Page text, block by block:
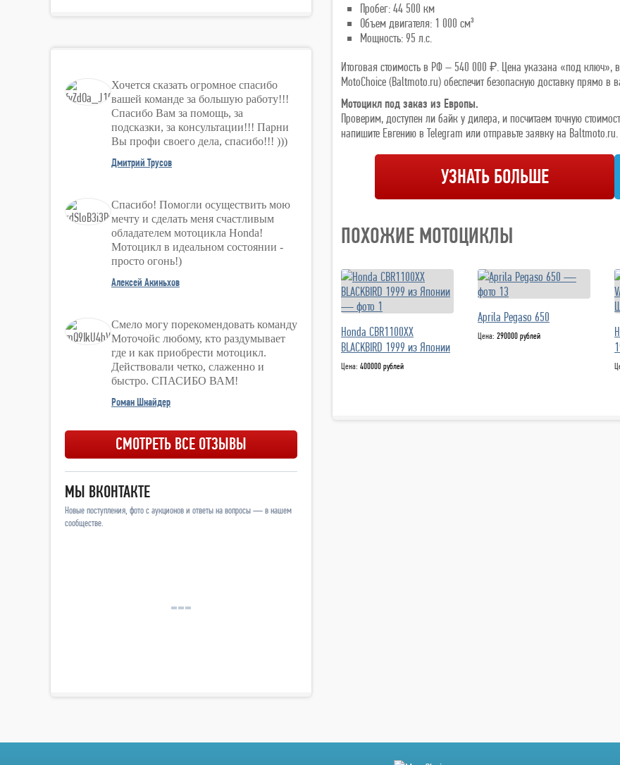
Пробег: 44 500 км
Объем двигателя: 1 000 см³
Мощность: 95 л.с.
Итоговая стоимость в РФ – 540 000 ₽. Цена указана «под
MotoChoice (Baltmoto.ru) обеспечит безопасную доставку прямо в
Мотоцикл под заказ из Европы.
Проверим, доступен ли байк у дилера, и посчитаем точную
напишите Евгению в Telegram или отправьте заявку на Baltmoto.ru.
УЗНАТЬ БОЛЬШЕ
ПОХОЖИЕ МОТОЦИКЛЫ
Honda CBR1100XX
BLACKBIRD 1999 из Японии
Цена: 400000 рублей
Aprila Pegaso 650
Цена: 290000 рублей
Хочется сказать огромное спасибо
вашей команде за большую работу!!!
Спасибо Вам за помощь, за
подсказки, за консультации!!! Парни
Вы профи своего дела, спасибо!!! )))
Дмитрий Трусов
Спасибо! Помогли осуществить мою
мечту и сделать меня счастливым
обладателем мотоцикла Honda!
Мотоцикл в идеальном состоянии -
просто огонь!)
Алексей Акиньхов
Смело могу порекомендовать команду
Моточойс любому, кто раздумывает
где и как приобрести мотоцикл.
Действовали четко, слаженно и
быстро. СПАСИБО ВАМ!
Роман Шнайдер
СМОТРЕТЬ ВСЕ ОТЗЫВЫ
МЫ ВКОНТАКТЕ
Новые поступления, фото с аукционов и ответы на вопросы — в нашем
сообществе.